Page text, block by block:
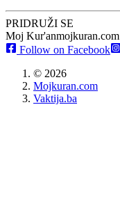
PRIDRUŽI SE
Moj Kur'anmojkuran.com
Follow on Facebook
© 2026
Mojkuran.com
Vaktija.ba